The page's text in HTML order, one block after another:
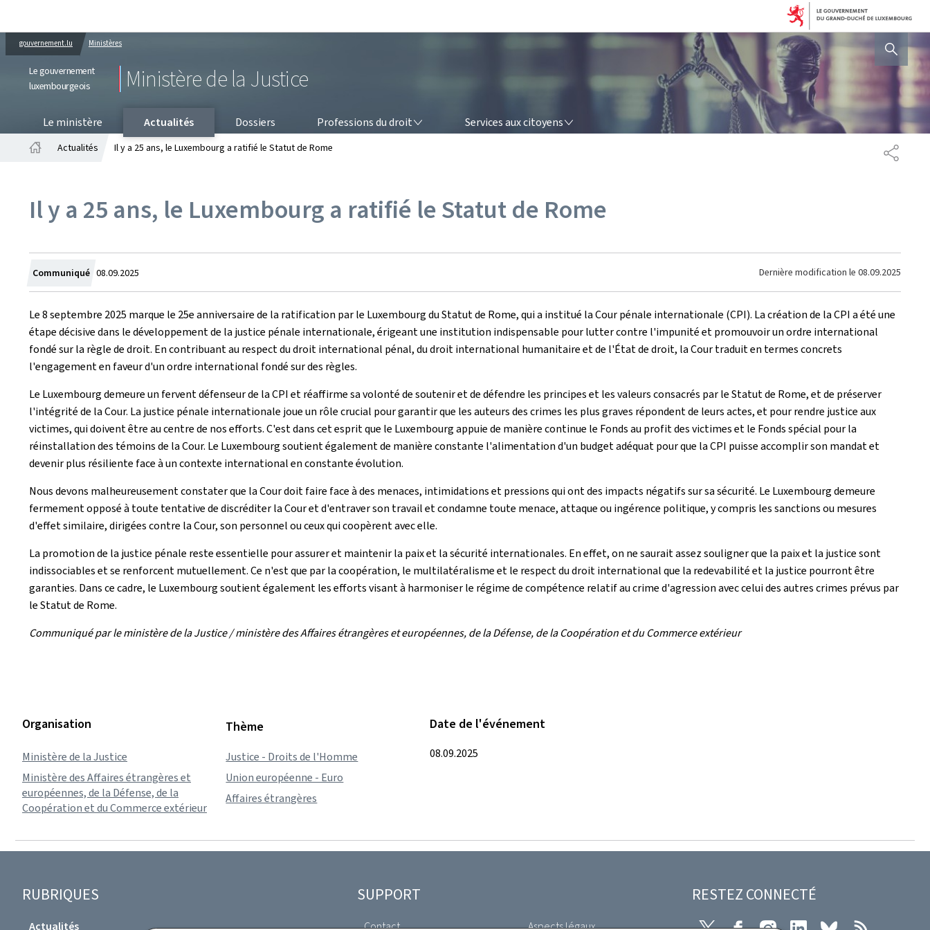
gouvernement.lu Ministères
Le gouvernement
luxembourgeois
Ministère de la Justice
AFFICHER / MASQUER
Le ministère Actualités Dossiers Professions du droit Services aux citoyens
Actualités Il y a 25 ans, le Luxembourg a ratifié le Statut de Rome
Il y a 25 ans, le Luxembourg a ratifié le Statut de Rome
Communiqué Crée
le
08.09.2025 Dernière modification le 08.09.2025
Le 8 septembre 2025 marque le 25e anniversaire de la ratification par le Luxembourg du Statut de Rome, qui a institué la Cour pénale internationale (CPI). La création de la CPI a été une
étape décisive dans le développement de la justice pénale internationale, érigeant une institution indispensable pour lutter contre l'impunité et promouvoir un ordre international
fondé sur la règle de droit. En contribuant au respect du droit international pénal, du droit international humanitaire et de l'État de droit, la Cour traduit en termes concrets
l'engagement en faveur d'un ordre international fondé sur des règles.
Le Luxembourg demeure un fervent défenseur de la CPI et réaffirme sa volonté de soutenir et de défendre les principes et les valeurs consacrés par le Statut de Rome, et de préserver
l'intégrité de la Cour. La justice pénale internationale joue un rôle crucial pour garantir que les auteurs des crimes les plus graves répondent de leurs actes, et pour rendre justice aux
victimes, qui doivent être au centre de nos efforts. C'est dans cet esprit que le Luxembourg appuie de manière continue le Fonds au profit des victimes et le Fonds spécial pour la
réinstallation des témoins de la Cour. Le Luxembourg soutient également de manière constante l'alimentation d'un budget adéquat pour que la CPI puisse accomplir son mandat et
devenir plus résiliente face à un contexte international en constante évolution.
Nous devons malheureusement constater que la Cour doit faire face à des menaces, intimidations et pressions qui ont des impacts négatifs sur sa sécurité. Le Luxembourg demeure
fermement opposé à toute tentative de discréditer la Cour et d'entraver son travail et condamne toute menace, attaque ou ingérence politique, y compris les sanctions ou mesures
d'effet similaire, dirigées contre la Cour, son personnel ou ceux qui coopèrent avec elle.
La promotion de la justice pénale reste essentielle pour assurer et maintenir la paix et la sécurité internationales. En effet, on ne saurait assez souligner que la paix et la justice sont
indissociables et se renforcent mutuellement. Ce n'est que par la coopération, le multilatéralisme et le respect du droit international que la redevabilité et la justice pourront être
garanties. Dans ce cadre, le Luxembourg soutient également les efforts visant à harmoniser le régime de compétence relatif au crime d'agression avec celui des autres crimes prévus par
le Statut de Rome.
Communiqué par le ministère de la Justice / ministère des Affaires étrangères et européennes, de la Défense, de la Coopération et du Commerce extérieur
Organisation
Ministère de la Justice
Ministère des Affaires étrangères et
européennes, de la Défense, de la
Coopération et du Commerce extérieur
Thème
Justice - Droits de l'Homme
Union européenne - Euro
Affaires étrangères
Date de l'événement
08.09.2025
Pied
de
RUBRIQUES
Actualités
SUPPORT
Contact Aspects légaux
RESTEZ CONNECTÉ